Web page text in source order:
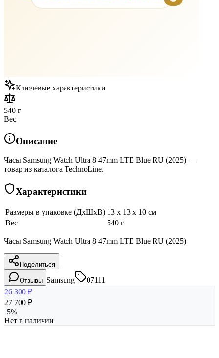
Ключевые характеристики
540 г
Вес
Описание
Часы Samsung Watch Ultra 8 47mm LTE Blue RU (2025) —
товар из каталога TechnoLine.
Характеристики
Размеры в упаковке (ДхШхВ) 13 x 13 x 10 см
Вес
540 г
Часы Samsung Watch Ultra 8 47mm LTE Blue RU (2025)
Поделиться
Отзывы Samsung
07111
26 300 ₽
27 700 ₽
-5%
Нет в наличии